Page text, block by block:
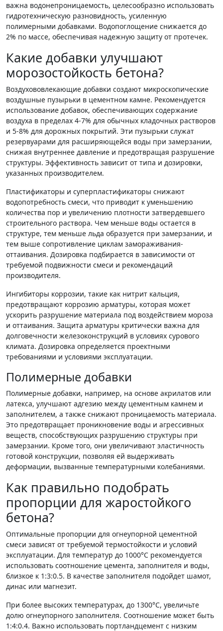
важна водонепроницаемость, целесообразно использовать
гидротехническую разновидность, усиленную
полимерными добавками. Водопоглощение снижается до
2% по массе, обеспечивая надежную защиту от протечек.
Какие добавки улучшают
морозостойкость бетона?
Воздухововлекающие добавки создают микроскопические
воздушные пузырьки в цементном камне. Рекомендуется
использование добавок, обеспечивающих содержание
воздуха в пределах 4-7% для обычных кладочных растворов
и 5-8% для дорожных покрытий. Эти пузырьки служат
резервуарами для расширяющейся воды при замерзании,
снижая внутреннее давление и предотвращая разрушение
структуры. Эффективность зависит от типа и дозировки,
указанных производителем.
Пластификаторы и суперпластификаторы снижают
водопотребность смеси, что приводит к уменьшению
количества пор и увеличению плотности затвердевшего
строительного раствора. Чем меньше воды остается в
структуре, тем меньше льда образуется при замерзании, и
тем выше сопротивление циклам замораживания-
оттаивания. Дозировка подбирается в зависимости от
требуемой подвижности смеси и рекомендаций
производителя.
Ингибиторы коррозии, такие как нитрит кальция,
предотвращают коррозию арматуры, которая может
ускорить разрушение материала под воздействием мороза
и оттаивания. Защита арматуры критически важна для
долговечности железоконструкций в условиях сурового
климата. Дозировка определяется проектными
требованиями и условиями эксплуатации.
Полимерные добавки
Полимерные добавки, например, на основе акрилатов или
латекса, улучшают адгезию между цементным камнем и
заполнителем, а также снижают проницаемость материала.
Это предотвращает проникновение воды и агрессивных
веществ, способствующих разрушению структуры при
замерзании. Кроме того, они увеличивают эластичность
готовой конструкции, позволяя ей выдерживать
деформации, вызванные температурными колебаниями.
Как правильно подобрать
пропорции для жаростойкого
бетона?
Оптимальные пропорции для огнеупорной цементной
смеси зависят от требуемой термостойкости и условий
эксплуатации. Для температур до 1000°C рекомендуется
использовать соотношение цемента, заполнителя и воды,
близкое к 1:3:0.5. В качестве заполнителя подойдет шамот,
динас или магнезит.
При более высоких температурах, до 1300°C, увеличьте
долю огнеупорного заполнителя. Соотношение может быть
1:4:0.4. Важно использовать портландцемент с низким